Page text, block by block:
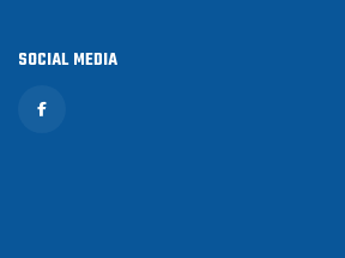
SOCIAL MEDIA